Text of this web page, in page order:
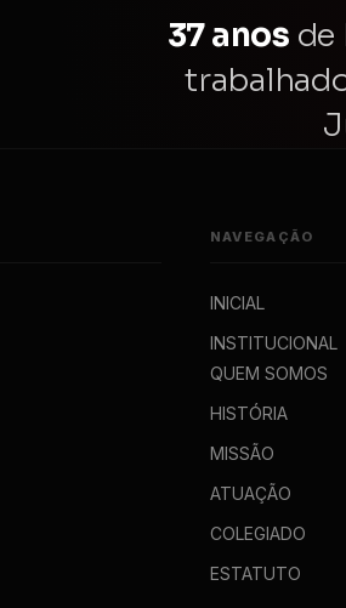
37 anos de
NAVEGAÇÃO
INICIAL
INSTITUCIONAL
QUEM SOMOS
HISTÓRIA
MISSÃO
ATUAÇÃO
COLEGIADO
ESTATUTO